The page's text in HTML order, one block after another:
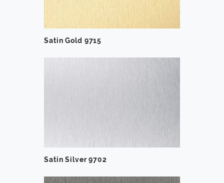
Satin Gold 9715
Satin Silver 9702